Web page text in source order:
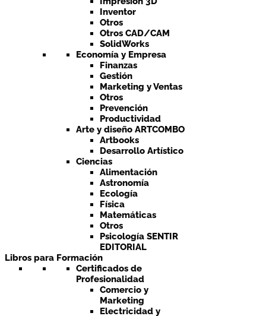
Inventor
Otros
Otros CAD/CAM
SolidWorks
Economía y Empresa
Finanzas
Gestión
Marketing y Ventas
Otros
Prevención
Productividad
Arte y diseño ARTCOMBO
Artbooks
Desarrollo Artístico
Ciencias
Alimentación
Astronomía
Ecología
Física
Matemáticas
Otros
Psicología SENTIR
EDITORIAL
Libros para Formación
Certificados de
Profesionalidad
Comercio y
Marketing
Electricidad y